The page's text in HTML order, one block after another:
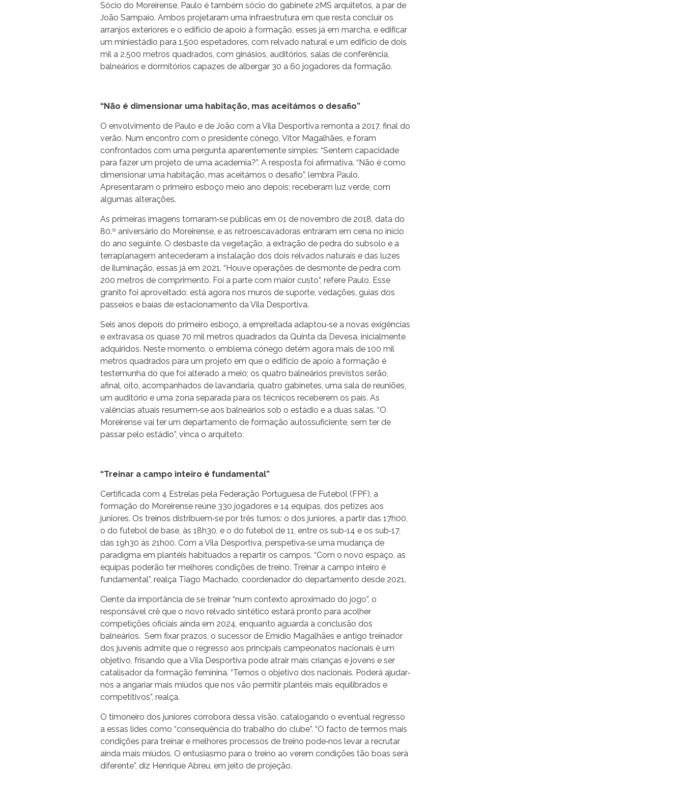
Sócio do Moreirense, Paulo é também sócio do gabinete 2MS arquitetos, a par de
João Sampaio. Ambos projetaram uma infraestrutura em que resta concluir os
arranjos exteriores e o edifício de apoio à formação, esses já em marcha, e edificar
um miniestádio para 1.500 espetadores, com relvado natural e um edifício de dois
mil a 2.500 metros quadrados, com ginásios, auditórios, salas de conferência,
balneários e dormitórios capazes de albergar 30 a 60 jogadores da formação.
“Não é dimensionar uma habitação, mas aceitámos o desafio”
O envolvimento de Paulo e de João com a Vila Desportiva remonta a 2017, final do
verão. Num encontro com o presidente cónego, Vítor Magalhães, e foram
confrontados com uma pergunta aparentemente simples: “Sentem capacidade
para fazer um projeto de uma academia?”. A resposta foi afirmativa. “Não é como
dimensionar uma habitação, mas aceitámos o desafio”, lembra Paulo.
Apresentaram o primeiro esboço meio ano depois; receberam luz verde, com
algumas alterações.
As primeiras imagens tornaram‐se públicas em 01 de novembro de 2018, data do
80.º aniversário do Moreirense, e as retroescavadoras entraram em cena no início
do ano seguinte. O desbaste da vegetação, a extração de pedra do subsolo e a
terraplanagem antecederam a instalação dos dois relvados naturais e das luzes
de iluminação, essas já em 2021. “Houve operações de desmonte de pedra com
200 metros de comprimento. Foi a parte com maior custo”, refere Paulo. Esse
granito foi aproveitado: está agora nos muros de suporte, vedações, guias dos
passeios e baías de estacionamento da Vila Desportiva.
Seis anos depois do primeiro esboço, a empreitada adaptou‐se a novas exigências
e extravasa os quase 70 mil metros quadrados da Quinta da Devesa, inicialmente
adquiridos. Neste momento, o emblema cónego detém agora mais de 100 mil
metros quadrados para um projeto em que o edifício de apoio à formação é
testemunha do que foi alterado a meio; os quatro balneários previstos serão,
afinal, oito, acompanhados de lavandaria, quatro gabinetes, uma sala de reuniões,
um auditório e uma zona separada para os técnicos receberem os pais. As
valências atuais resumem‐se aos balneários sob o estádio e a duas salas. “O
Moreirense vai ter um departamento de formação autossuficiente, sem ter de
passar pelo estádio”, vinca o arquiteto.
“Treinar a campo inteiro é fundamental”
Certificada com 4 Estrelas pela Federação Portuguesa de Futebol (FPF), a
formação do Moreirense reúne 330 jogadores e 14 equipas, dos petizes aos
juniores. Os treinos distribuem‐se por três turnos: o dos juniores, a partir das 17h00,
o do futebol de base, às 18h30, e o do futebol de 11, entre os sub‐14 e os sub‐17,
das 19h30 às 21h00. Com a Vila Desportiva, perspetiva‐se uma mudança de
paradigma em plantéis habituados a repartir os campos. “Com o novo espaço, as
equipas poderão ter melhores condições de treino. Treinar a campo inteiro é
fundamental”, realça Tiago Machado, coordenador do departamento desde 2021.
Ciente da importância de se treinar “num contexto aproximado do jogo”, o
responsável crê que o novo relvado sintético estará pronto para acolher
competições oficiais ainda em 2024, enquanto aguarda a conclusão dos
balneários. Sem fixar prazos, o sucessor de Emídio Magalhães e antigo treinador
dos juvenis admite que o regresso aos principais campeonatos nacionais é um
objetivo, frisando que a Vila Desportiva pode atrair mais crianças e jovens e ser
catalisador da formação feminina. “Temos o objetivo dos nacionais. Poderá ajudar‐
nos a angariar mais miúdos que nos vão permitir plantéis mais equilibrados e
competitivos”, realça.
O timoneiro dos juniores corrobora dessa visão, catalogando o eventual regresso
a essas lides como “consequência do trabalho do clube”. “O facto de termos mais
condições para treinar e melhores processos de treino pode‐nos levar a recrutar
ainda mais miúdos. O entusiasmo para o treino ao verem condições tão boas será
diferente”, diz Henrique Abreu, em jeito de projeção.